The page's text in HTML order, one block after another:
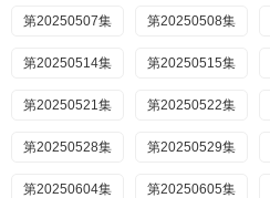
第20250507集 第20250508集
第20250514集 第20250515集
第20250521集 第20250522集
第20250528集 第20250529集
第20250604集 第20250605集